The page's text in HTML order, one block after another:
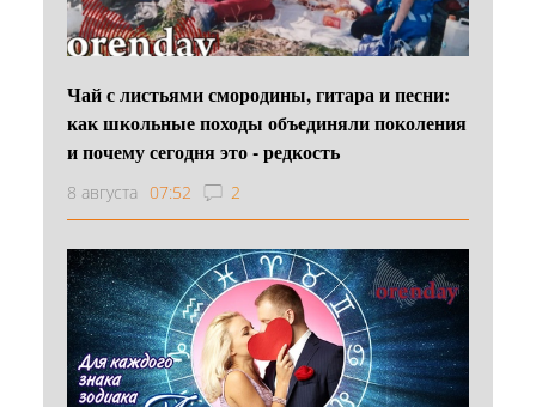
Чай с листьями смородины, гитара и песни:
как школьные походы объединяли поколения
и почему сегодня это - редкость
8 августа 07:52 2